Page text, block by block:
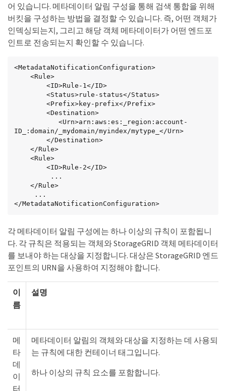
어 있습니다. 메타데이터 알림 구성을 통해 검색 통합을 위해
버킷을 구성하는 방법을 결정할 수 있습니다. 즉, 어떤 객체가
인덱싱되는지, 그리고 해당 객체 메타데이터가 어떤 엔드포
인트로 전송되는지 확인할 수 있습니다.
<MetadataNotificationConfiguration>
ID_:domain/_mydomain/myindex/mytype_</Urn>
</MetadataNotificationConfiguration>
각 메타데이터 알림 구성에는 하나 이상의 규칙이 포함됩니
다. 각 규칙은 적용되는 객체와 StorageGRID 객체 메타데이터
를 보내야 하는 대상을 지정합니다. 대상은 StorageGRID 엔드
포인트의 URN을 사용하여 지정해야 합니다.
이
름
설명
메
타
데
이
터
메타데이터 알림의 객체와 대상을 지정하는 데 사용되
는 규칙에 대한 컨테이너 태그입니다.
하나 이상의 규칙 요소를 포함합니다.